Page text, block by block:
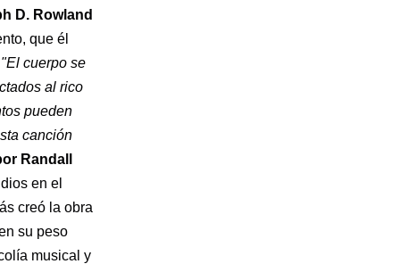
D. Rowland
que él
cuerpo se
al rico
pueden
canción
Randall
en el
creó la obra
su peso
musical y